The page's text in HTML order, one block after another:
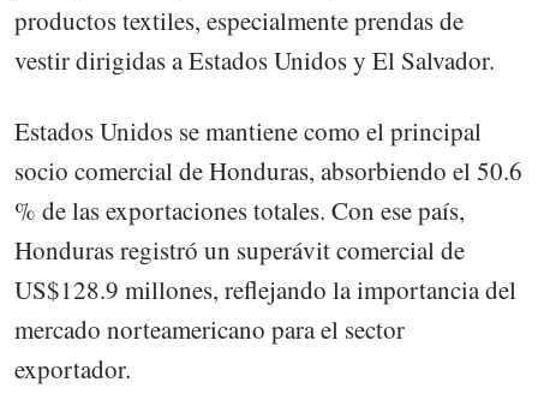
productos textiles, especialmente prendas de
vestir dirigidas a Estados Unidos y El Salvador.
Estados Unidos se mantiene como el principal
socio comercial de Honduras, absorbiendo el 50.6
% de las exportaciones totales. Con ese país,
Honduras registró un superávit comercial de
US$128.9 millones, reflejando la importancia del
mercado norteamericano para el sector
exportador.